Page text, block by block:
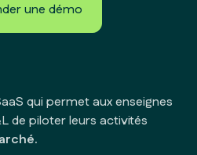
une démo
une démo
qui permet aux enseignes
de piloter leurs activités